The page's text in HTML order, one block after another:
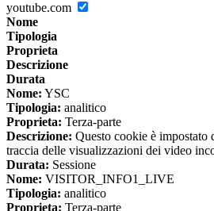
youtube.com
Nome
Tipologia
Proprieta
Descrizione
Durata
Nome: YSC
Tipologia: analitico
Proprieta: Terza-parte
Descrizione: Questo cookie è impostato
traccia delle visualizzazioni dei video
Durata: Sessione
Nome: VISITOR_INFO1_LIVE
Tipologia: analitico
Proprieta: Terza-parte